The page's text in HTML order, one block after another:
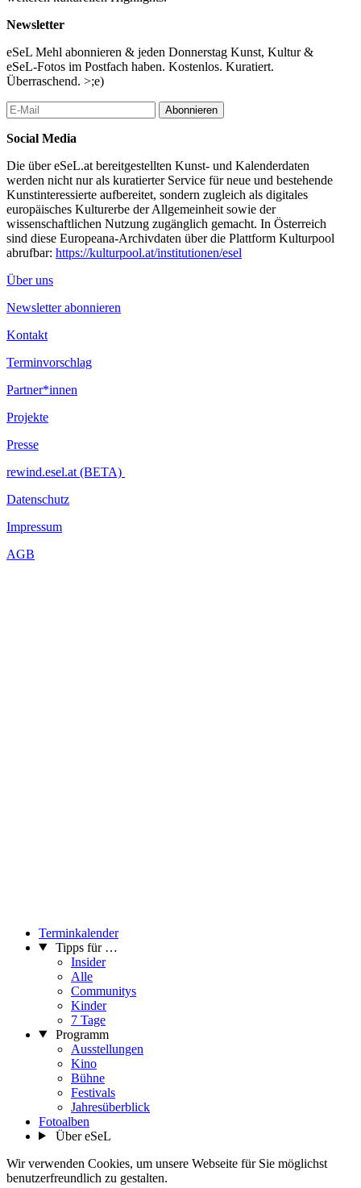
Newsletter
eSeL Mehl abonnieren & jeden Donnerstag Kunst, Kultur &
eSeL-Fotos im Postfach haben. Kostenlos. Kuratiert.
Überraschend. >;e)
Abonnieren
Social Media
Die über eSeL.at bereitgestellten Kunst- und Kalenderdaten
werden nicht nur als kuratierter Service für neue und bestehende
Kunstinteressierte aufbereitet, sondern zugleich als digitales
europäisches Kulturerbe der Allgemeinheit sowie der
wissenschaftlichen Nutzung zugänglich gemacht. In Österreich
sind diese Europeana-Archivdaten über die Plattform Kulturpool
abrufbar: https://kulturpool.at/institutionen/esel
Über uns
Newsletter abonnieren
Kontakt
Terminvorschlag
Partner*innen
Projekte
Presse
rewind.esel.at (BETA)
Datenschutz
Impressum
AGB
Terminkalender
Tipps für …
Insider
Alle
Communitys
Kinder
7 Tage
Programm
Ausstellungen
Kino
Bühne
Festivals
Jahresüberblick
Fotoalben
Über eSeL
Wir verwenden Cookies, um unsere Webseite für Sie möglichst
benutzerfreundlich zu gestalten.